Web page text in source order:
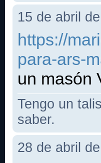
15 de abril
https://
para-ars-
un masón
Tengo un
saber.
28 de abril